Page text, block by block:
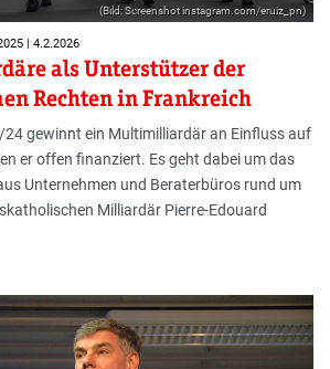
(Bild: Screenshot instagram.com/eruiz_pn)
| 4.2.2026
als Unterstützer der
Rechten in Frankreich
24 gewinnt ein Multimilliardär an Einfluss auf
er offen finanziert. Es geht dabei um das
Unternehmen und Beraterbüros rund um
Milliardär Pierre-Edouard